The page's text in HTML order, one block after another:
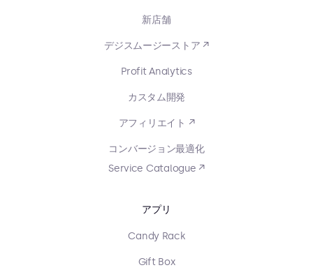
新店舗
デジスムージーストア ↗
Profit Analytics
カスタム開発
アフィリエイト ↗
コンバージョン最適化
Service Catalogue ↗
アプリ
Candy Rack
Gift Box